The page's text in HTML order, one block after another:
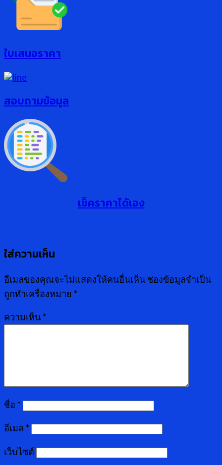
ใบเสนอราคา
สอบถามข้อมูล
เช็คราคาได้เอง
ใส่ความเห็น
อีเมลของคุณจะไม่แสดงให้คนอื่นเห็น ช่องข้อมูลจำเป็น
ถูกทำเครื่องหมาย *
ความเห็น *
ชื่อ *
อีเมล *
เว็บไซต์